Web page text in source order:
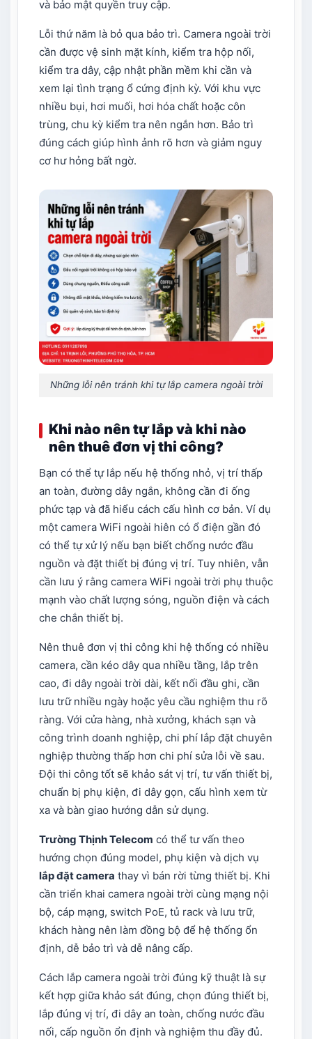
và bảo mật quyền truy cập.
Lỗi thứ năm là bỏ qua bảo trì. Camera ngoài trời
cần được vệ sinh mặt kính, kiểm tra hộp nối,
kiểm tra dây, cập nhật phần mềm khi cần và
xem lại tình trạng ổ cứng định kỳ. Với khu vực
nhiều bụi, hơi muối, hơi hóa chất hoặc côn
trùng, chu kỳ kiểm tra nên ngắn hơn. Bảo trì
đúng cách giúp hình ảnh rõ hơn và giảm nguy
cơ hư hỏng bất ngờ.
Những lỗi nên tránh khi tự lắp camera ngoài trời
Khi nào nên tự lắp và khi nào
nên thuê đơn vị thi công?
Bạn có thể tự lắp nếu hệ thống nhỏ, vị trí thấp
an toàn, đường dây ngắn, không cần đi ống
phức tạp và đã hiểu cách cấu hình cơ bản. Ví dụ
một camera WiFi ngoài hiên có ổ điện gần đó
có thể tự xử lý nếu bạn biết chống nước đầu
nguồn và đặt thiết bị đúng vị trí. Tuy nhiên, vẫn
cần lưu ý rằng camera WiFi ngoài trời phụ thuộc
mạnh vào chất lượng sóng, nguồn điện và cách
che chắn thiết bị.
Nên thuê đơn vị thi công khi hệ thống có nhiều
camera, cần kéo dây qua nhiều tầng, lắp trên
cao, đi dây ngoài trời dài, kết nối đầu ghi, cần
lưu trữ nhiều ngày hoặc yêu cầu nghiệm thu rõ
ràng. Với cửa hàng, nhà xưởng, khách sạn và
công trình doanh nghiệp, chi phí lắp đặt chuyên
nghiệp thường thấp hơn chi phí sửa lỗi về sau.
Đội thi công tốt sẽ khảo sát vị trí, tư vấn thiết bị,
chuẩn bị phụ kiện, đi dây gọn, cấu hình xem từ
xa và bàn giao hướng dẫn sử dụng.
Trường Thịnh Telecom có thể tư vấn theo
hướng chọn đúng model, phụ kiện và dịch vụ
lắp đặt camera thay vì bán rời từng thiết bị. Khi
cần triển khai camera ngoài trời cùng mạng nội
bộ, cáp mạng, switch PoE, tủ rack và lưu trữ,
khách hàng nên làm đồng bộ để hệ thống ổn
định, dễ bảo trì và dễ nâng cấp.
Cách lắp camera ngoài trời đúng kỹ thuật là sự
kết hợp giữa khảo sát đúng, chọn đúng thiết bị,
lắp đúng vị trí, đi dây an toàn, chống nước đầu
nối, cấp nguồn ổn định và nghiệm thu đầy đủ.